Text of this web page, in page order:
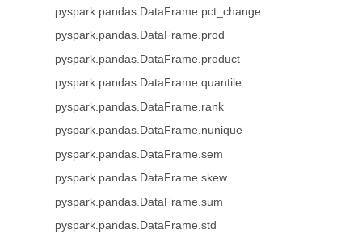
pyspark.pandas.DataFrame.pct_change
pyspark.pandas.DataFrame.prod
pyspark.pandas.DataFrame.product
pyspark.pandas.DataFrame.quantile
pyspark.pandas.DataFrame.rank
pyspark.pandas.DataFrame.nunique
pyspark.pandas.DataFrame.sem
pyspark.pandas.DataFrame.skew
pyspark.pandas.DataFrame.sum
pyspark.pandas.DataFrame.std